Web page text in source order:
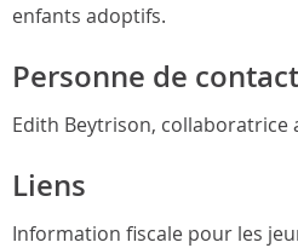
enfants adoptifs.
Personne de contact
Edith Beytrison, collaboratrice
Liens
Information fiscale pour les